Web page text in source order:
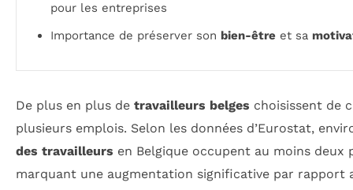
pour les entreprises
Importance de préserver son bien-être et sa
De plus en plus de travailleurs belges choisissent de
plusieurs emplois. Selon les données d’Eurostat,
des travailleurs en Belgique occupent au moins deux
marquant une augmentation significative par rapport